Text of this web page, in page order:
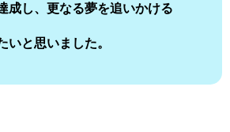
成し、更なる夢を追いかける
いと思いました。